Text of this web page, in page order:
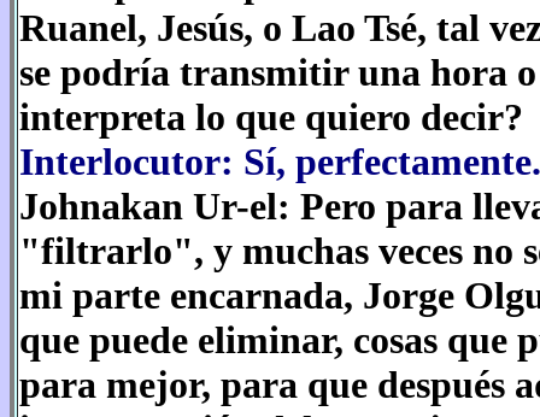
Ruanel, Jesús, o Lao Tsé, tal
se podría transmitir una hora o
interpreta lo que quiero decir?
Interlocutor: Sí, perfectamente.
Johnakan Ur-el: Pero para
"filtrarlo", y muchas veces no
mi parte encarnada, Jorge
que puede eliminar, cosas que
para mejor, para que después